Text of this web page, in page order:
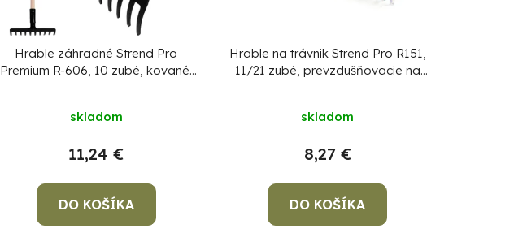
Hrable záhradné Strend Pro
Premium R-606, 10 zubé, kované,
skladom
11,24 €
DO KOŠÍKA
Hrable na trávnik Strend Pro R151,
11/21 zubé, prevzdušňovacie na
skladom
8,27 €
DO KOŠÍKA